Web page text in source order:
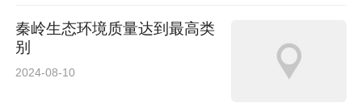
全国工人先锋号
西安隆基清洁能源有限公司固原光伏电站项目运
秦岭生态环境质量达到最高类
别
2024-08-10